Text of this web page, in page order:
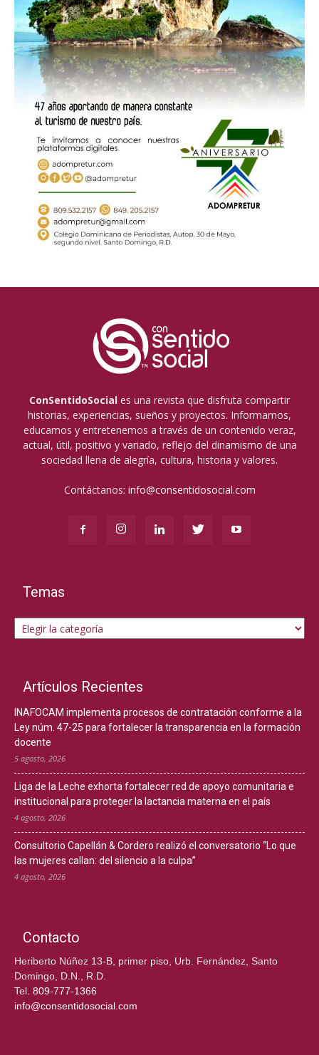
ConSentidoSocial es una revista que disfruta compartir
historias, experiencias, sueños y proyectos. Informamos,
educamos y entretenemos a través de un contenido veraz,
actual, útil, positivo y variado, reflejo del dinamismo de una
sociedad llena de alegría, cultura, historia y valores.
Contáctanos: info@consentidosocial.com
Temas
Temas
Artículos Recientes
INAFOCAM implementa procesos de contratación conforme a la
Ley núm. 47-25 para fortalecer la transparencia en la formación
docente
5 agosto, 2026
Liga de la Leche exhorta fortalecer red de apoyo comunitaria e
institucional para proteger la lactancia materna en el país
4 agosto, 2026
Consultorio Capellán & Cordero realizó el conversatorio “Lo que
las mujeres callan: del silencio a la culpa”
4 agosto, 2026
Contacto
Heriberto Núñez 13-B, primer piso, Urb. Fernández, Santo
Domingo, D.N., R.D.
Tel. 809-777-1366
info@consentidosocial.com